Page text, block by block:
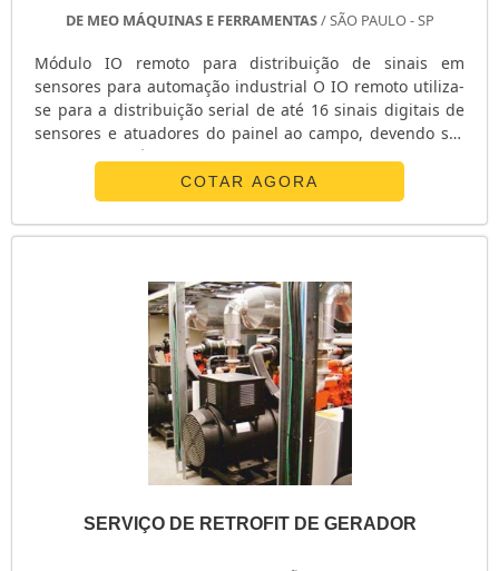
DE MEO MÁQUINAS E FERRAMENTAS/ SÃO PAULO - SP
Módulo IO remoto para distribuição de sinais em
sensores para automação industrial O IO remoto utiliza-
se para a distribuição serial de até 16 sinais digitais de
sensores e atuadores do painel ao campo, devendo ser
aplicado em áreas seguras, devido ao seu controle de
possuem alta modularidade economizando custos nas
instalações de destino. É um sistema caracterizado pela
COTAR AGORA
SERVIÇO DE RETROFIT DE GERADOR